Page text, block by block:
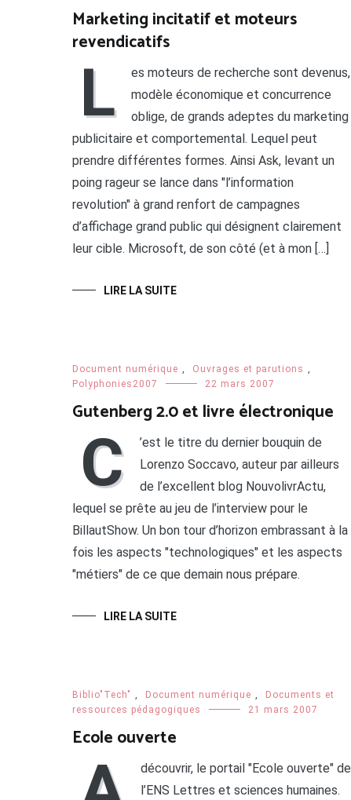
Marketing incitatif et moteurs
revendicatifs
L
es moteurs de recherche sont devenus,
modèle économique et concurrence
oblige, de grands adeptes du marketing
publicitaire et comportemental. Lequel peut
prendre différentes formes. Ainsi Ask, levant un
poing rageur se lance dans "l’information
revolution" à grand renfort de campagnes
d’affichage grand public qui désignent clairement
leur cible. Microsoft, de son côté (et à mon […]
LIRE LA SUITE
Document numérique , Ouvrages et parutions ,
Polyphonies2007
22 mars 2007
Gutenberg 2.0 et livre électronique
C
’est le titre du dernier bouquin de
Lorenzo Soccavo, auteur par ailleurs
de l’excellent blog NouvolivrActu,
lequel se prête au jeu de l’interview pour le
BillautShow. Un bon tour d’horizon embrassant à la
fois les aspects "technologiques" et les aspects
"métiers" de ce que demain nous prépare.
LIRE LA SUITE
Biblio"Tech" , Document numérique ,
Documents et
ressources pédagogiques
21 mars 2007
Ecole ouverte
découvrir, le portail "Ecole ouverte" de
l’ENS Lettres et sciences humaines.